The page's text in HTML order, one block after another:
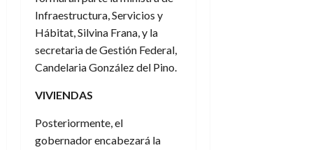
Infraestructura, Servicios y
Hábitat, Silvina Frana, y la
secretaria de Gestión Federal,
Candelaria González del Pino.
VIVIENDAS
Posteriormente, el
gobernador encabezará la